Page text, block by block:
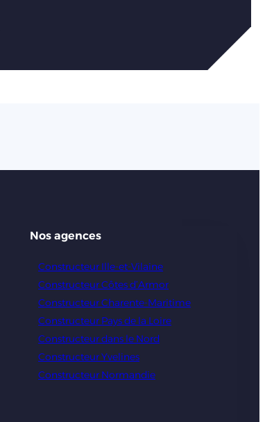
Nos agences
Constructeur Ille-et-Vilaine
Constructeur Côtes d’Armor
Constructeur Charente-Maritime
Constructeur Pays de la Loire
Constructeur dans le Nord
Constructeur Yvelines
Constructeur Normandie